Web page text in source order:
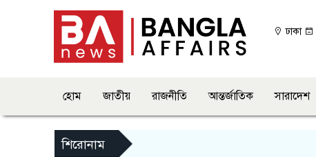
ঢাকা
হোম জাতীয় রাজনীতি আন্তর্জাতিক সারাদেশ
শিরোনাম